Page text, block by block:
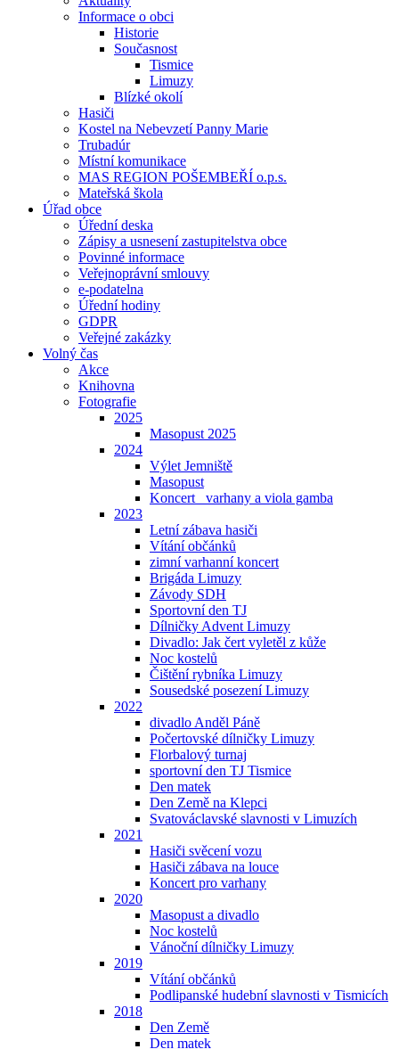
Informace o obci
Historie
Současnost
Tismice
Limuzy
Blízké okolí
Hasiči
Kostel na Nebevzetí Panny Marie
Trubadúr
Místní komunikace
MAS REGION POŠEMBEŘÍ o.p.s.
Mateřská škola
Úřad obce
Úřední deska
Zápisy a usnesení zastupitelstva obce
Povinné informace
Veřejnoprávní smlouvy
e-podatelna
Úřední hodiny
GDPR
Veřejné zakázky
Volný čas
Akce
Knihovna
Fotografie
2025
Masopust 2025
2024
Výlet Jemniště
Masopust
Koncert _varhany a viola gamba
2023
Letní zábava hasiči
Vítání občánků
zimní varhanní koncert
Brigáda Limuzy
Závody SDH
Sportovní den TJ
Dílničky Advent Limuzy
Divadlo: Jak čert vyletěl z kůže
Noc kostelů
Čištění rybníka Limuzy
Sousedské posezení Limuzy
2022
divadlo Anděl Páně
Počertovské dílničky Limuzy
Florbalový turnaj
sportovní den TJ Tismice
Den matek
Den Země na Klepci
Svatováclavské slavnosti v Limuzích
2021
Hasiči svěcení vozu
Hasiči zábava na louce
Koncert pro varhany
2020
Masopust a divadlo
Noc kostelů
Vánoční dílničky Limuzy
2019
Vítání občánků
Podlipanské hudební slavnosti v Tismicích
2018
Den Země
Den matek